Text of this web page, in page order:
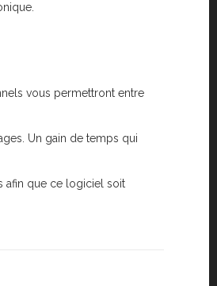
vous permettront entre
Un gain de temps qui
afin que ce logiciel soit